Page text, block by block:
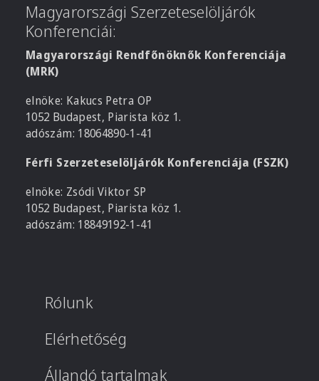
Magyarországi Szerzeteselöljárók
Konferenciái:
Magyarországi Rendfőnöknők Konferenciája
(MRK)
elnöke: Kakucs Petra OP
1052 Budapest, Piarista köz 1.
adószám: 18064890-1-41
Férfi Szerzeteselöljárók Konferenciája (FSZK)
elnöke: Zsódi Viktor SP
1052 Budapest, Piarista köz 1.
adószám: 18849192-1-41
Rólunk
Elérhetőség
Állandó tartalmak